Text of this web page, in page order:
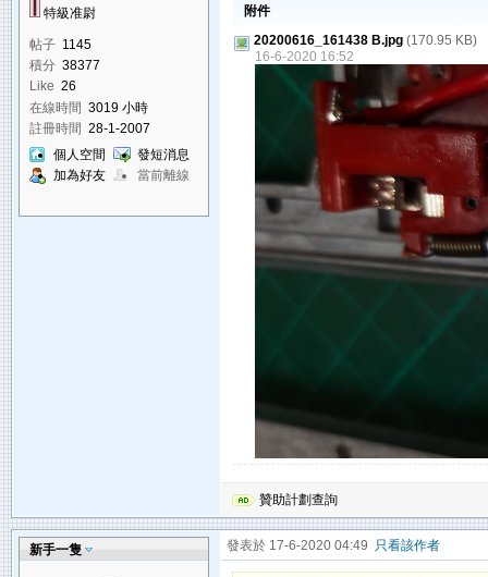
特級准尉
帖子 1145
積分 38377
Like 26
在線時間 3019 小時
註冊時間 28-1-2007
個人空間
發短消息
加為好友
當前離線
附件
20200616_161438 B.jpg (170.95 KB)
16-6-2020 16:52
贊助計劃查詢
新手一隻 發表於 17-6-2020 04:49 只看該作者